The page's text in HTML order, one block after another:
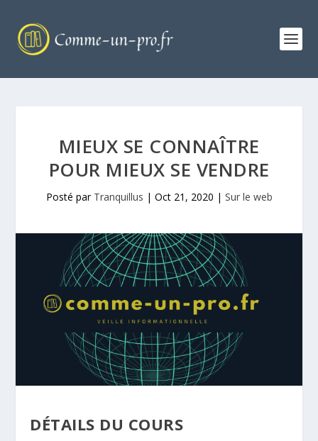
MIEUX SE CONNAÎTRE
POUR MIEUX SE VENDRE
Posté par Tranquillus | Oct 21, 2020 | Sur le web
DÉTAILS DU COURS